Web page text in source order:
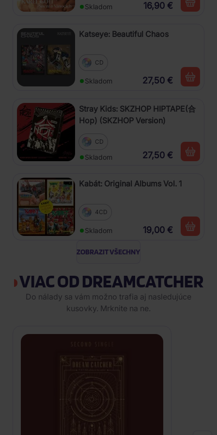
Skladom 16,90 €
Katseye: Beautiful Chaos
CD
Skladom 27,50 €
Stray Kids: SKZHOP HIPTAPE(合
Hop) (SKZHOP Version)
CD
Skladom 27,50 €
Kabát: Original Albums Vol. 1
4CD
Skladom 19,00 €
ZOBRAZIT VŠECHNY
VIAC OD DREAMCATCHER
Do nálady sa vám možno trafia aj nasledujúce
kusovky. Mrknite na ne.